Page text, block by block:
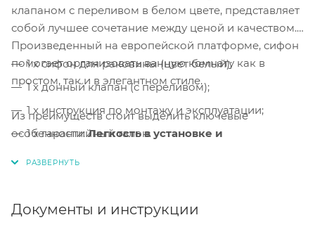
клапаном с переливом в белом цвете, представляет
собой лучшее сочетание между ценой и качеством.
Произведенный на европейской платформе, сифон
помогает организовать ванную комнату как в
простом, так и в элегантном стиле.
Из преимуществ стоит выделить ключевые
особенности:Легкость в установке и
материалы.
Легкая сборка и монтаж. Сборка и монтаж
выполняется за несколько минут.
1 x сифон для раковины (цвет белый);
1 x донный клапан (с переливом);
1 x инструкция по монтажу и эксплуатации;
1 x гарантийный талон.
Документы и инструкции